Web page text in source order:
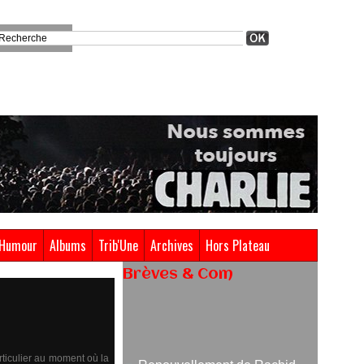
Humour Albums Trib'Une Archives Hors Plateau
au moment où la
Brèves & Com
05/08/2026